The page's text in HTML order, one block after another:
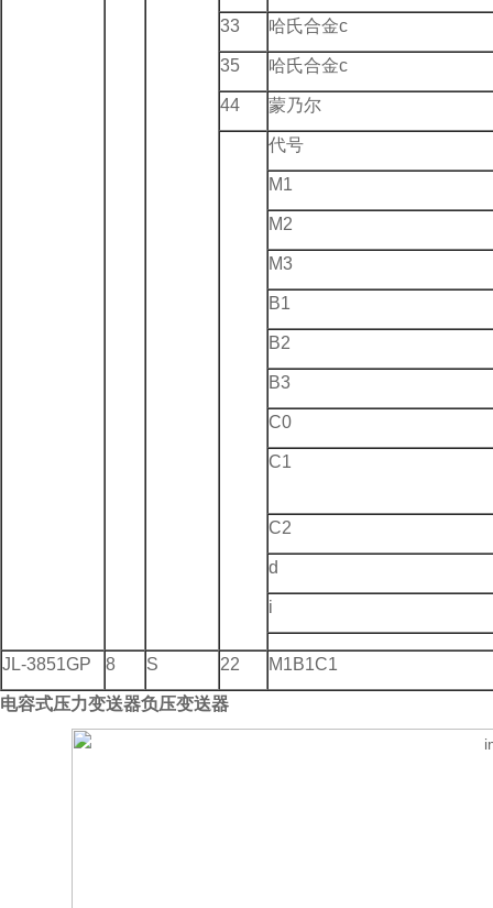
33 哈氏合金c
35 哈氏合金c
44 蒙乃尔
代号
M1
M2
M3
B1
B2
B3
C0
C1
C2
d
i
JL-3851GP 8 S 22 M1B1C1
电容式压力变送器负压变送器